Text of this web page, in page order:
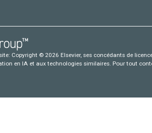
Copyright © 2026 Elsevier, ses concédants de
en IA et aux technologies similaires. Pour tout